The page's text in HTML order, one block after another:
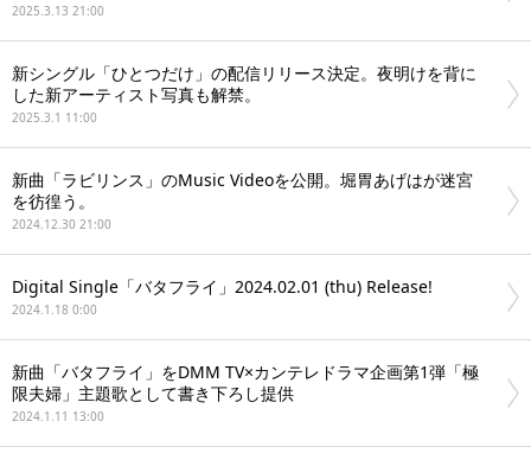
2025.3.13 21:00
新シングル「ひとつだけ」の配信リリース決定。夜明けを背に
した新アーティスト写真も解禁。
2025.3.1 11:00
新曲「ラビリンス」のMusic Videoを公開。堀胃あげはが迷宮
を彷徨う。
2024.12.30 21:00
Digital Single「バタフライ」2024.02.01 (thu) Release!
2024.1.18 0:00
新曲「バタフライ」をDMM TV×カンテレドラマ企画第1弾「極
限夫婦」主題歌として書き下ろし提供
2024.1.11 13:00